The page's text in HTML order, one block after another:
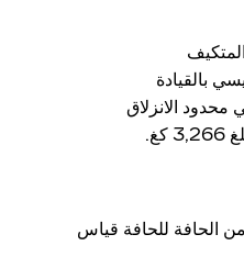
بالقيادة
الانزلاق
الحافة للحافة قياس